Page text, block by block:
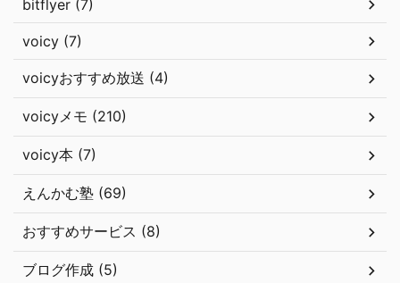
bitflyer (7)
voicy (7)
voicyおすすめ放送 (4)
voicyメモ (210)
voicy本 (7)
えんかむ塾 (69)
おすすめサービス (8)
ブログ作成 (5)